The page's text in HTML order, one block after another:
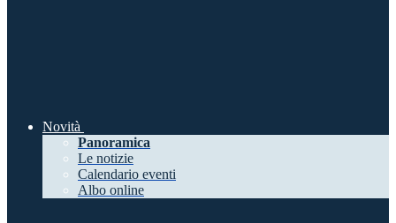
Novità
Panoramica
Le notizie
Calendario eventi
Albo online